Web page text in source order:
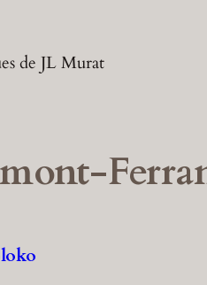
de JL Murat